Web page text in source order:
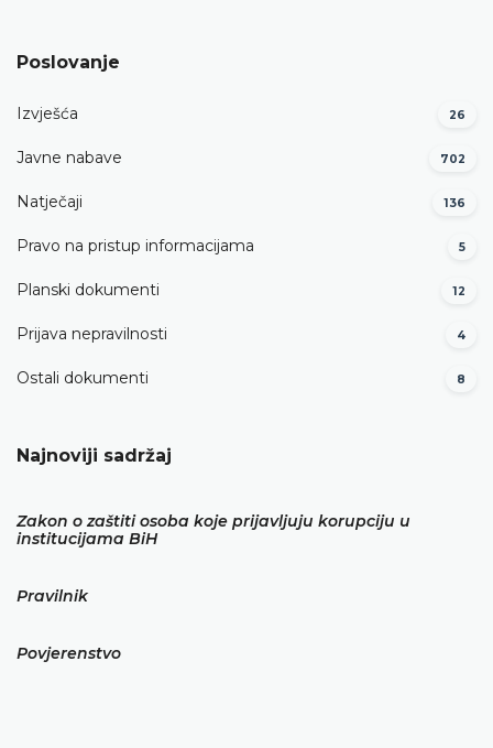
Poslovanje
Izvješća 26
Javne nabave 702
Natječaji 136
Pravo na pristup informacijama 5
Planski dokumenti 12
Prijava nepravilnosti 4
Ostali dokumenti 8
Najnoviji sadržaj
Zakon o zaštiti osoba koje prijavljuju korupciju u
institucijama BiH
Pravilnik
Povjerenstvo